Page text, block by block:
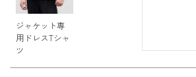
ジャケット専
用ドレスTシャ
ツ